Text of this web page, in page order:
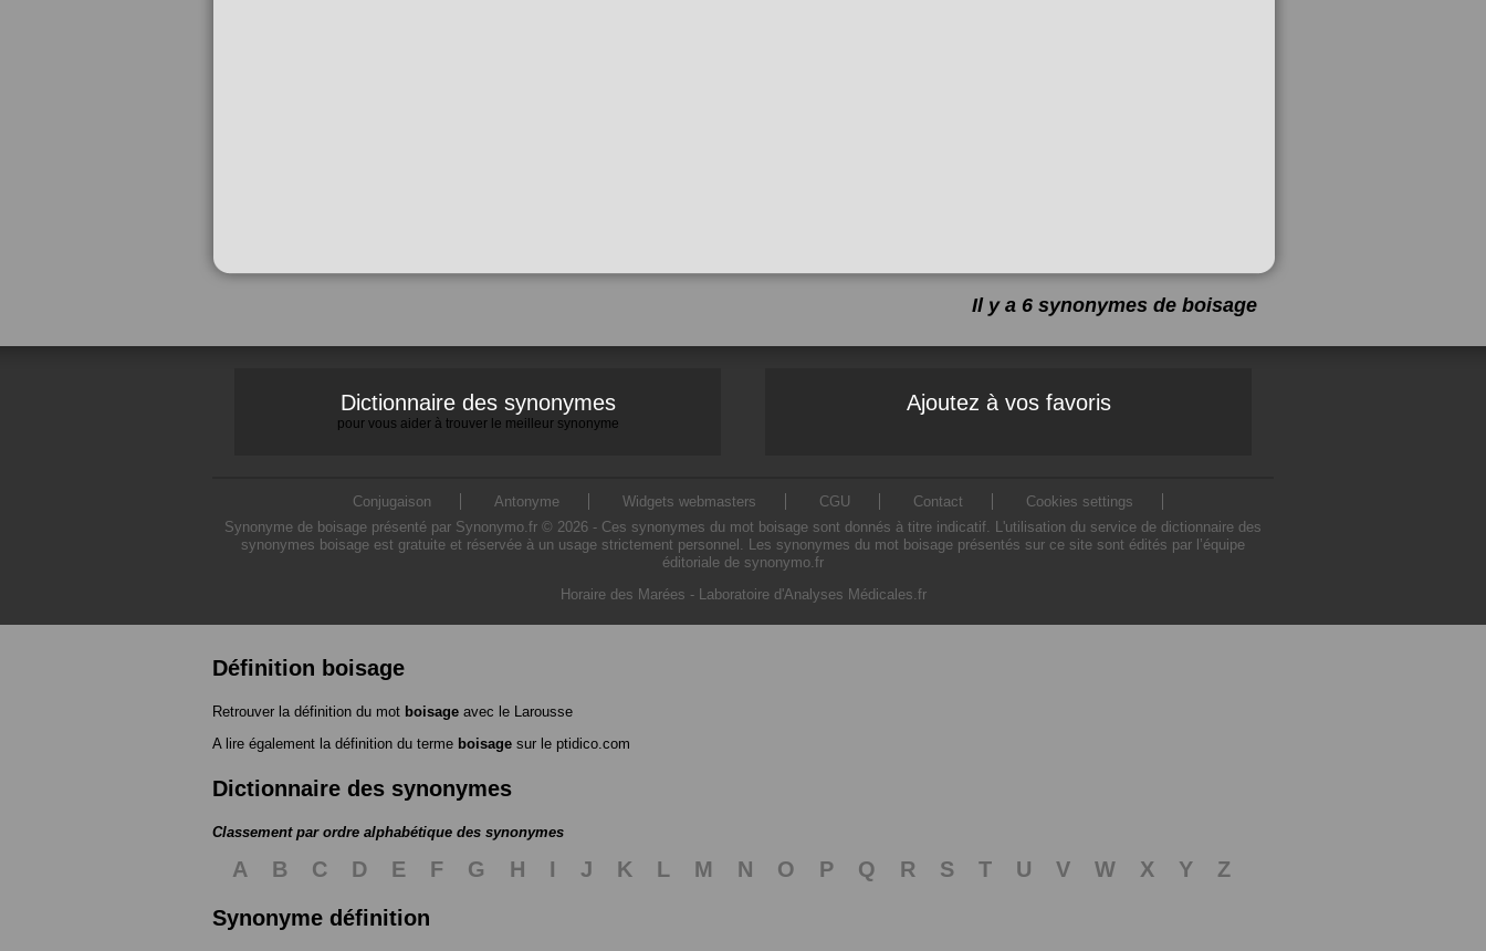
Il y a 6 synonymes de boisage
Dictionnaire des synonymes
pour vous aider à trouver le meilleur synonyme
Ajoutez à vos favoris
Conjugaison Antonyme Widgets webmasters CGU Contact
Cookies settings
Synonyme de boisage présenté par Synonymo.fr © 2026 - Ces synonymes du mot boisage sont donnés à titre indicatif. L'utilisation du service de dictionnaire des
synonymes boisage est gratuite et réservée à un usage strictement personnel. Les synonymes du mot boisage présentés sur ce site sont édités par l’équipe
éditoriale de synonymo.fr
Horaire des Marées - Laboratoire d'Analyses Médicales.fr
Définition boisage
Retrouver la définition du mot boisage avec le Larousse
A lire également la définition du terme boisage sur le ptidico.com
Dictionnaire des synonymes
Classement par ordre alphabétique des synonymes
A B C D E F G H I J K L M N O P Q R S T U V W X Y
Z
Synonyme définition